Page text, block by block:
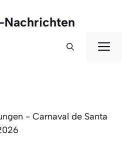
Nachrichten
- Carnaval de Santa